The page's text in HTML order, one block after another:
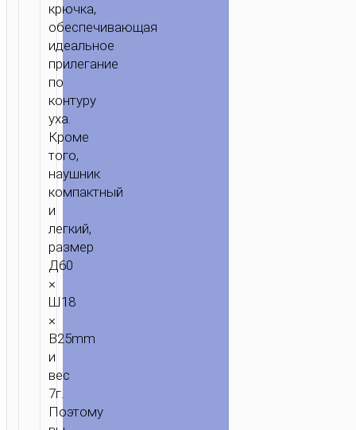
крючка,
обеспечивающая
идеальное
прилегание
по
контуру
уха.
Кроме
того,
наушник
компактный
и
легкий,
размер
Д60
×
Ш18
×
В25mm
и
вес
7г.
Поэтому